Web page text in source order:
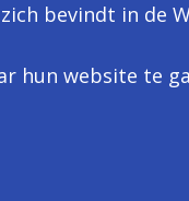
bevindt in de
hun website te